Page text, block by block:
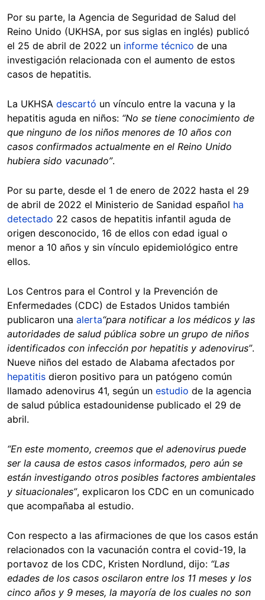
Por su parte, la Agencia de Seguridad de Salud del
Reino Unido (UKHSA, por sus siglas en inglés) publicó
el 25 de abril de 2022 un informe técnico de una
investigación relacionada con el aumento de estos
casos de hepatitis.
La UKHSA descartó un vínculo entre la vacuna y la
hepatitis aguda en niños: “No se tiene conocimiento de
que ninguno de los niños menores de 10 años con
casos confirmados actualmente en el Reino Unido
hubiera sido vacunado”.
Por su parte, desde el 1 de enero de 2022 hasta el 29
de abril de 2022 el Ministerio de Sanidad español ha
detectado 22 casos de hepatitis infantil aguda de
origen desconocido, 16 de ellos con edad igual o
menor a 10 años y sin vínculo epidemiológico entre
ellos.
Los Centros para el Control y la Prevención de
Enfermedades (CDC) de Estados Unidos también
publicaron una alerta“para notificar a los médicos y las
autoridades de salud pública sobre un grupo de niños
identificados con infección por hepatitis y adenovirus”.
Nueve niños del estado de Alabama afectados por
hepatitis dieron positivo para un patógeno común
llamado adenovirus 41, según un estudio de la agencia
de salud pública estadounidense publicado el 29 de
abril.
“En este momento, creemos que el adenovirus puede
ser la causa de estos casos informados, pero aún se
están investigando otros posibles factores ambientales
y situacionales”, explicaron los CDC en un comunicado
que acompañaba al estudio.
Con respecto a las afirmaciones de que los casos están
relacionados con la vacunación contra el covid-19, la
portavoz de los CDC, Kristen Nordlund, dijo: “Las
edades de los casos oscilaron entre los 11 meses y los
cinco años y 9 meses, la mayoría de los cuales no son